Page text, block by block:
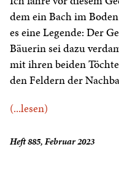
dem ein Bach im
es eine Legende: Der
Bäuerin sei dazu
mit ihren beiden
den Feldern der
(...lesen)
Heft 885, Februar 2023